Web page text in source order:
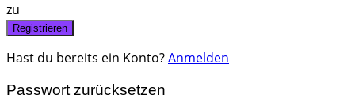
zu
Registrieren
Hast du bereits ein Konto?Anmelden
Passwort zurücksetzen